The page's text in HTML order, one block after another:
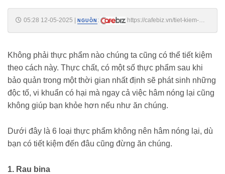
05:28 12-05-2025 NGUỒN :
https://cafebiz.vn/tiet-kiem-
Không phải thực phẩm nào chúng ta cũng có thể tiết kiệm
theo cách này. Thực chất, có một số thực phẩm sau khi
bảo quản trong một thời gian nhất định sẽ phát sinh những
độc tố, vi khuẩn có hại mà ngay cả việc hâm nóng lại cũng
không giúp bạn khỏe hơn nếu như ăn chúng.
Dưới đây là 6 loại thực phẩm không nên hâm nóng lại, dù
bạn có tiết kiệm đến đâu cũng đừng ăn chúng.
1. Rau bina